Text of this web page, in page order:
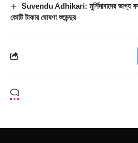
Suvendu Adhikari: মুর্শিদাবাদের ভাগ্য
কোটি টাকার ঘোষণা শুভেন্দুর